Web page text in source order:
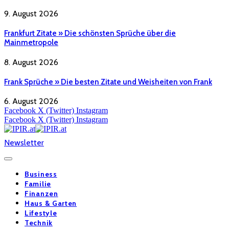
9. August 2026
Frankfurt Zitate » Die schönsten Sprüche über die
Mainmetropole
8. August 2026
Frank Sprüche » Die besten Zitate und Weisheiten von Frank
6. August 2026
Facebook X (Twitter) Instagram
Facebook X (Twitter) Instagram
Newsletter
Business
Familie
Finanzen
Haus & Garten
Lifestyle
Technik